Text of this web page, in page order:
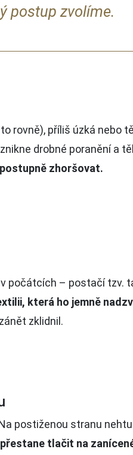
postup zvolíme.
rovně), příliš úzká nebo
drobné poranění a
zhoršovat.
počátcích – postačí tzv.
která ho jemně
zklidnil.
postiženou stranu
tlačit na